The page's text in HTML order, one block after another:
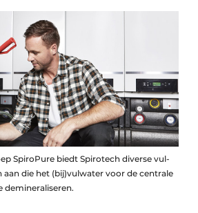
SpiroPure biedt Spirotech diverse vul-
aan die het (bij)vulwater voor de centrale
demineraliseren.